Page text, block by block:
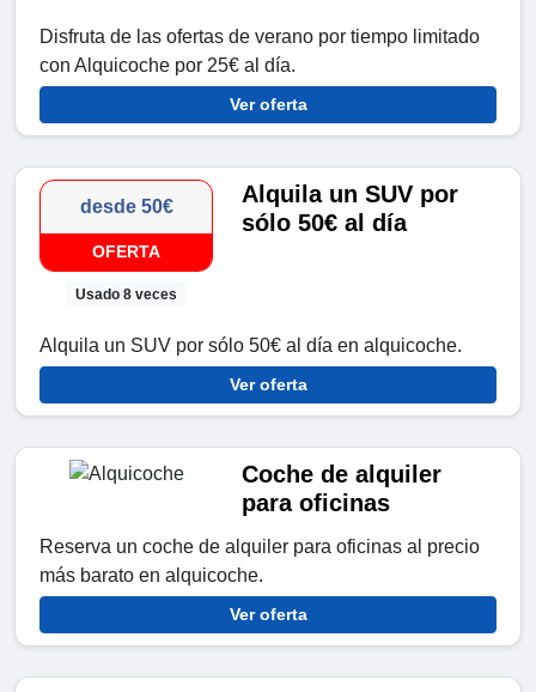
Disfruta de las ofertas de verano por tiempo limitado
con Alquicoche por 25€ al día.
Ver oferta
desde 50€
OFERTA
Usado 8 veces
Alquila un SUV por
sólo 50€ al día
Alquila un SUV por sólo 50€ al día en alquicoche.
Ver oferta
Coche de alquiler
para oficinas
Reserva un coche de alquiler para oficinas al precio
más barato en alquicoche.
Ver oferta